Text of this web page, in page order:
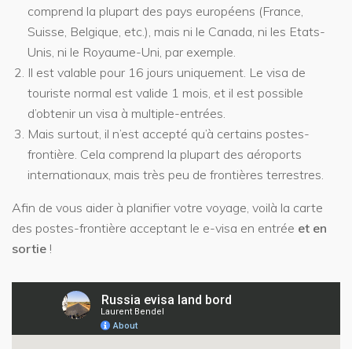
comprend la plupart des pays européens (France,
Suisse, Belgique, etc.), mais ni le Canada, ni les Etats-
Unis, ni le Royaume-Uni, par exemple.
Il est valable pour 16 jours uniquement. Le visa de
touriste normal est valide 1 mois, et il est possible
d’obtenir un visa à multiple-entrées.
Mais surtout, il n’est accepté qu’à certains postes-
frontière. Cela comprend la plupart des aéroports
internationaux, mais très peu de frontières terrestres.
Afin de vous aider à planifier votre voyage, voilà la carte
des postes-frontière acceptant le e-visa en entrée et en
sortie !